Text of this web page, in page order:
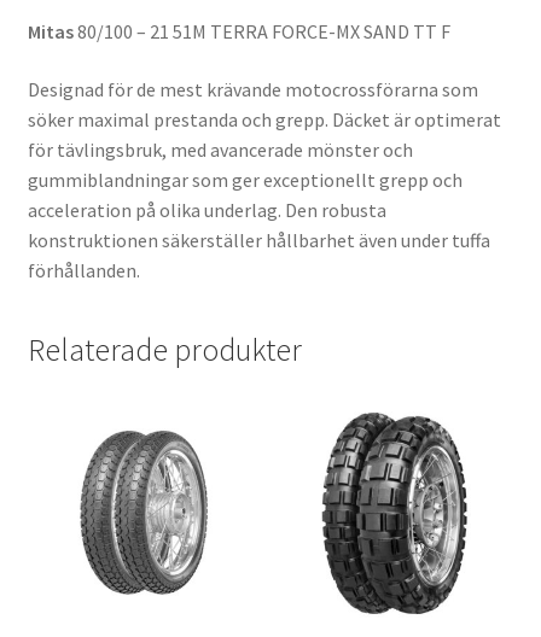
Mitas80/100 – 21 51M TERRA FORCE-MX SAND TT F
Designad för de mest krävande motocrossförarna som
söker maximal prestanda och grepp. Däcket är optimerat
för tävlingsbruk, med avancerade mönster och
gummiblandningar som ger exceptionellt grepp och
acceleration på olika underlag. Den robusta
konstruktionen säkerställer hållbarhet även under tuffa
förhållanden.
Relaterade produkter